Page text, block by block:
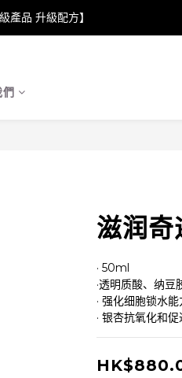
Milan 2024 Professional Award
級產品 升級配方】
們
滋润奇
· 50ml
·透明质酸、纳
· 强化细胞锁水
· 银杏抗氧化和